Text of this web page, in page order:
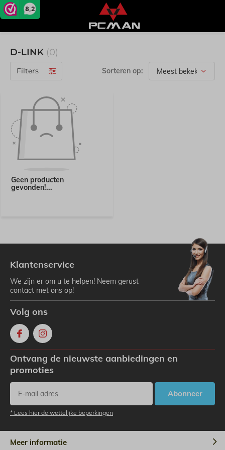
8,2
D-LINK (0)
Filters Sorteren op:
Geen producten
gevonden!...
Klantenservice
We zijn er om u te helpen! Neem gerust
contact met ons op!
Volg ons
Ontvang de nieuwste aanbiedingen en
promoties
Abonneer
* Lees hier de wettelijke beperkingen
Meer informatie